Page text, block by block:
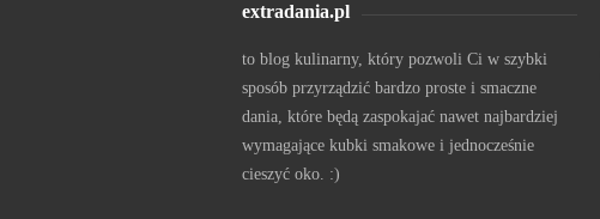
extradania.pl
to blog kulinarny, który pozwoli Ci w szybki
sposób przyrządzić bardzo proste i smaczne
dania, które będą zaspokajać nawet najbardziej
wymagające kubki smakowe i jednocześnie
cieszyć oko. :)